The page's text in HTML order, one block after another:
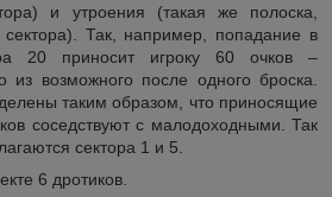
и утроения (такая же полоска,
сектора). Так, например, попадание в
20 приносит игроку 60 очков –
из возможного после одного броска.
таким образом, что приносящие
соседствуют с малодоходными. Так
сектора 1 и 5.
6 дротиков.